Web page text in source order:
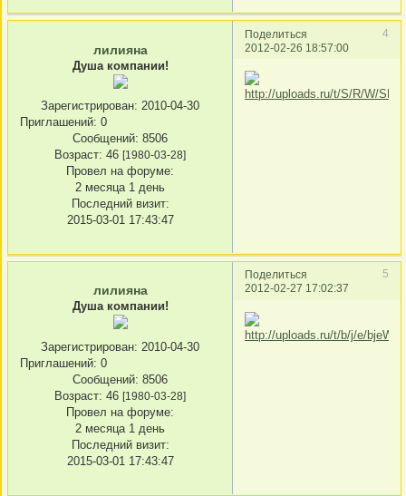
Поделиться
4
2012-02-26 18:57:00
лилияна
Душа компании!
Зарегистрирован: 2010-04-30
Приглашений: 0
Сообщений: 8506
Возраст: 46 [1980-03-28]
Провел на форуме:
2 месяца 1 день
Последний визит:
2015-03-01 17:43:47
Поделиться
5
2012-02-27 17:02:37
лилияна
Душа компании!
Зарегистрирован: 2010-04-30
Приглашений: 0
Сообщений: 8506
Возраст: 46 [1980-03-28]
Провел на форуме:
2 месяца 1 день
Последний визит:
2015-03-01 17:43:47